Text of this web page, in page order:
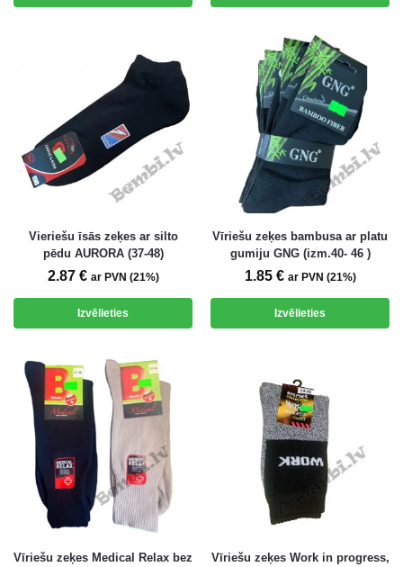
Vieriešu īsās zeķes ar silto
pēdu AURORA (37-48)
2.87 € ar PVN (21%)
Izvēlieties
Vīriešu zeķes bambusa ar platu
gumiju GNG (izm.40- 46 )
1.85 € ar PVN (21%)
Izvēlieties
Vīriešu zeķes Medical Relax bez
Vīriešu zeķes Work in progress,